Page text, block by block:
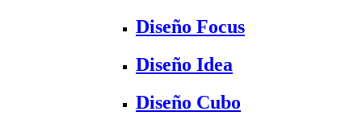
Diseño Focus
Diseño Idea
Diseño Cubo